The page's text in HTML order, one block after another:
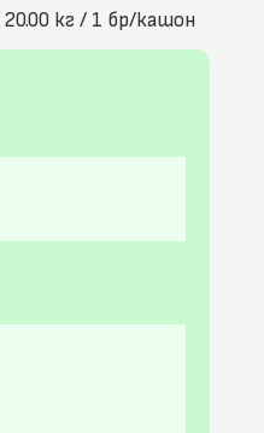
кг / 1 бр/кашон